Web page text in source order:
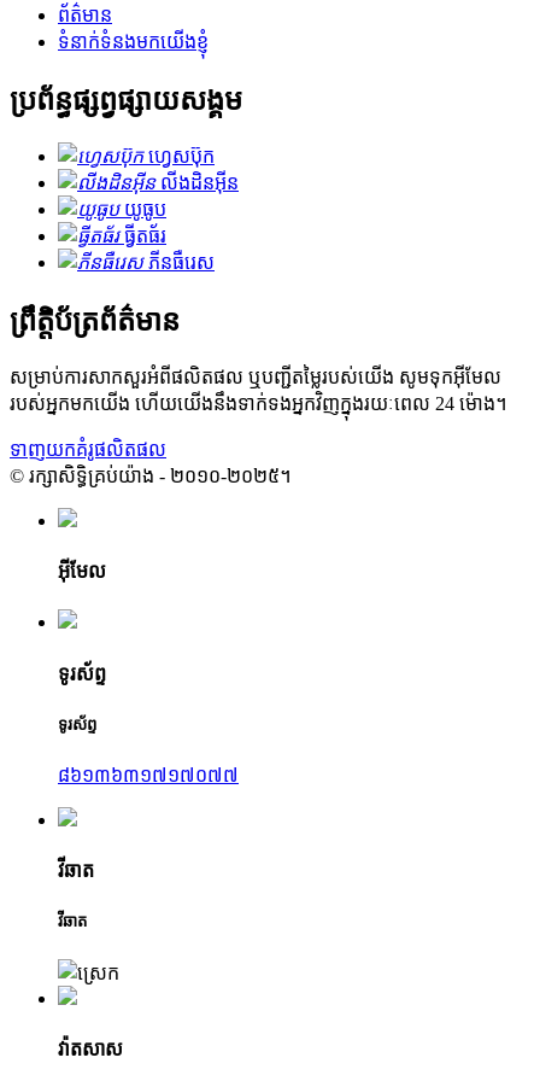
ព័ត៌មាន
ទំនាក់ទំនងមកយើងខ្ញុំ
ប្រព័ន្ធផ្សព្វផ្សាយសង្គម
ហ្វេសប៊ុក
លីងដិនអ៊ីន
យូធូប
ធ្វីតធ័រ
ភីនធឺរេស
ព្រឹត្តិប័ត្រព័ត៌មាន
សម្រាប់ការសាកសួរអំពីផលិតផល ឬបញ្ជីតម្លៃរបស់យើង សូមទុកអ៊ីមែល
របស់អ្នកមកយើង ហើយយើងនឹងទាក់ទងអ្នកវិញក្នុងរយៈពេល 24 ម៉ោង។
ទាញយកគំរូផលិតផល
© រក្សាសិទ្ធិគ្រប់យ៉ាង - ២០១០-២០២៥។
អ៊ីមែល
ទូរស័ព្ទ
ទូរស័ព្ទ
៨៦១៣៦៣១៧១៧០៧៧
វីឆាត
វីឆាត
វ៉ាតសាស